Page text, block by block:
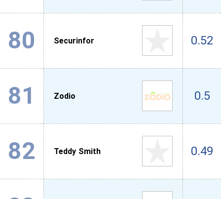
80 Securinfor 0.52
81 Zodio 0.5
82 Teddy Smith 0.49